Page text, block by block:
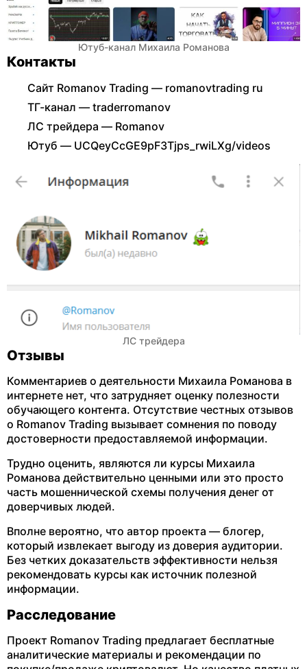
Ютуб-канал Михаила Романова
Контакты
Сайт Romanov Trading — romanovtrading ru
ТГ-канал — traderromanov
ЛС трейдера — Romanov
Ютуб — UCQeyCcGE9pF3Tjps_rwiLXg/videos
ЛС трейдера
Отзывы
Комментариев о деятельности Михаила Романова в
интернете нет, что затрудняет оценку полезности
обучающего контента. Отсутствие честных отзывов
о Romanov Trading вызывает сомнения по поводу
достоверности предоставляемой информации.
Трудно оценить, являются ли курсы Михаила
Романова действительно ценными или это просто
часть мошеннической схемы получения денег от
доверчивых людей.
Вполне вероятно, что автор проекта — блогер,
который извлекает выгоду из доверия аудитории.
Без четких доказательств эффективности нельзя
рекомендовать курсы как источник полезной
информации.
Расследование
Проект Romanov Trading предлагает бесплатные
аналитические материалы и рекомендации по